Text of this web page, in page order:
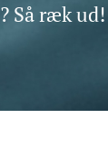
Så ræk ud!